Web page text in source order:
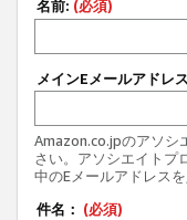
名前: (必須)
メインEメールアドレ
Amazon.co.jpのアソシ
さい。アソシエイトプ
中のEメールアドレス
件名： (必須)